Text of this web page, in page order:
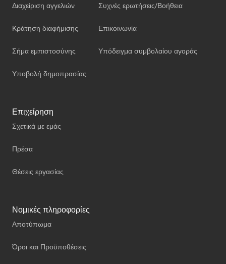
Διαχείριση αγγελιών
Κράτηση διαφήμισης
Σήμα εμπιστοσύνης
Υποβολή δημοπρασίας
Συχνές ερωτήσεις/Βοήθεια
Επικοινωνία
Υπόδειγμα συμβολαίου αγοράς
Επιχείρηση
Σχετικά με εμάς
Πρέσα
Θέσεις εργασίας
Νομικές πληροφορίες
Αποτύπωμα
Όροι και Προϋποθέσεις